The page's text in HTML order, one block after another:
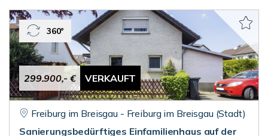
299.900,- € VERKAUFT
360°
Freiburg im Breisgau - Freiburg im Breisgau (Stadt)
Sanierungsbedürftiges Einfamilienhaus auf der